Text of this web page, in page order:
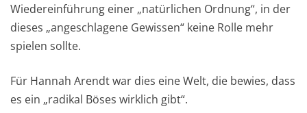
Wiedereinführung einer „natürlichen Ordnung“, in der
dieses „angeschlagene Gewissen“ keine Rolle mehr
spielen sollte.
Für Hannah Arendt war dies eine Welt, die bewies, dass
es ein „radikal Böses wirklich gibt“.